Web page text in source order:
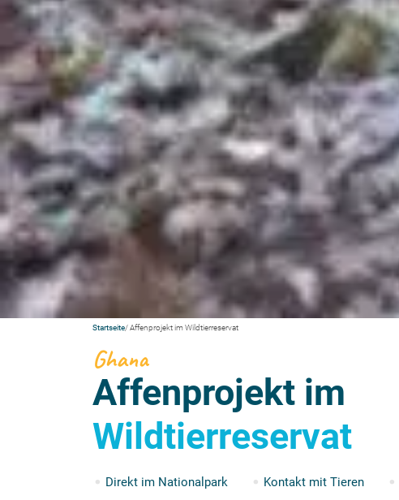
Startseite/ Affenprojekt im Wildtierreservat
Ghana
Affenprojekt im
Wildtierreservat
Direkt im Nationalpark Kontakt mit Tieren